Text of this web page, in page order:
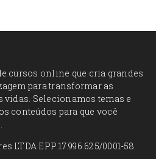
cursos online que cria grandes
para transformar as
vidas. Selecionamos temas e
conteúdos para que você
LTDA EPP 17.996.625/0001-58